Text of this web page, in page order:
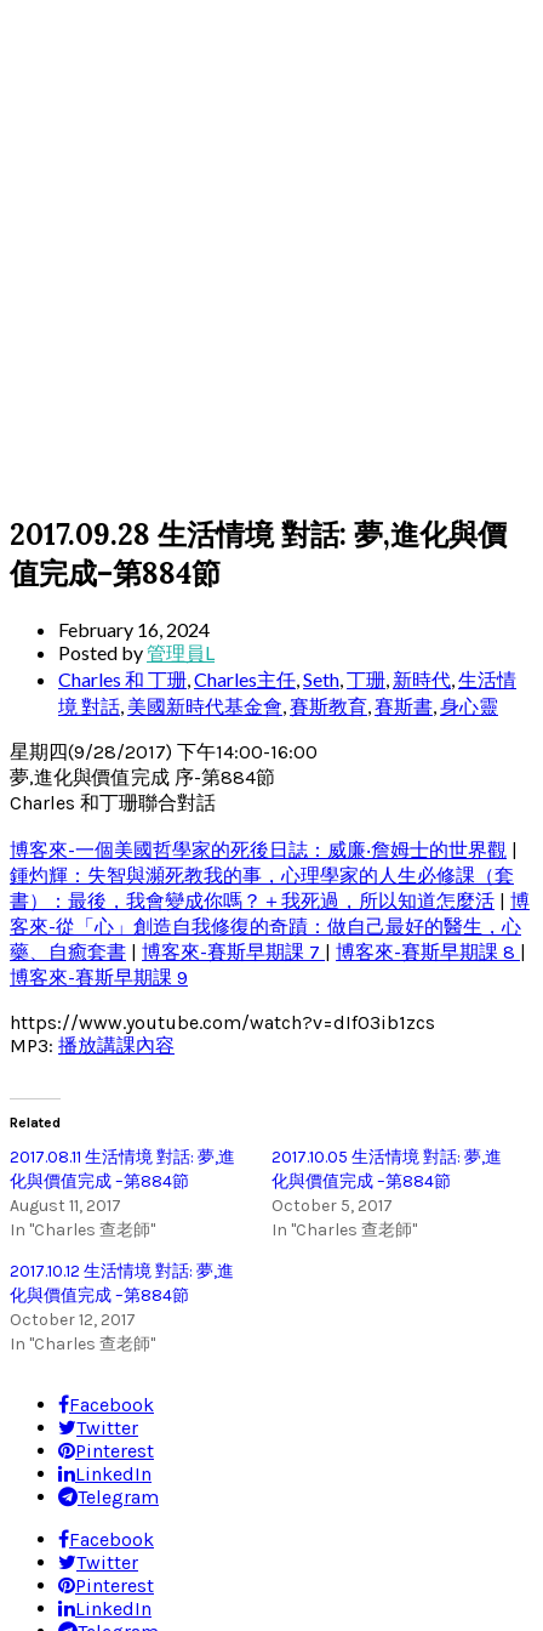
2017.09.28 生活情境 對話: 夢,進化與價
值完成–第884節
February 16, 2024
Posted by管理員L
Charles 和 丁珊,Charles主任,Seth,丁珊, 新時代,生活情
境 對話, 美國新時代基金會,賽斯教育,賽斯書,身心靈
星期四(9/28/2017) 下午14:00-16:00
夢,進化與價值完成 序-第884節
Charles 和丁珊聯合對話
博客來-一個美國哲學家的死後日誌：威廉‧詹姆士的世界觀
鍾灼輝：失智與瀕死教我的事，心理學家的人生必修課（套
書）：最後，我會變成你嗎？＋我死過，所以知道怎麼活
博
客來-從「心」創造自我修復的奇蹟：做自己最好的醫生，心
藥、自癒套書
博客來-賽斯早期課 7 博客來-賽斯早期課 8
博客來-賽斯早期課 9
https://www.youtube.com/watch?v=dIf03ib1zcs
MP3: 播放講課內容
Related
2017.08.11 生活情境 對話: 夢,進
化與價值完成 –第884節
August 11, 2017
In "Charles 查老師"
2017.10.05 生活情境 對話: 夢,進
化與價值完成 –第884節
October 5, 2017
In "Charles 查老師"
2017.10.12 生活情境 對話: 夢,進
化與價值完成 –第884節
October 12, 2017
In "Charles 查老師"
Facebook
Twitter
Pinterest
LinkedIn
Telegram
Facebook
Twitter
Pinterest
LinkedIn